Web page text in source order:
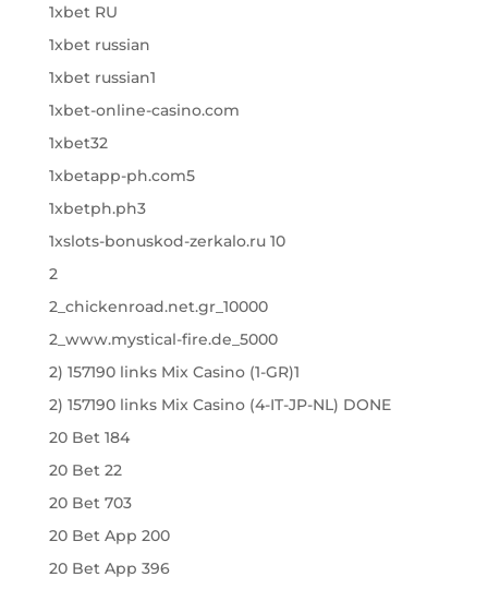
1xbet RU
1xbet russian
1xbet russian1
1xbet-online-casino.com
1xbet32
1xbetapp-ph.com5
1xbetph.ph3
1xslots-bonuskod-zerkalo.ru 10
2
2_chickenroad.net.gr_10000
2_www.mystical-fire.de_5000
2) 157190 links Mix Casino (1-GR)1
2) 157190 links Mix Casino (4-IT-JP-NL) DONE
20 Bet 184
20 Bet 22
20 Bet 703
20 Bet App 200
20 Bet App 396